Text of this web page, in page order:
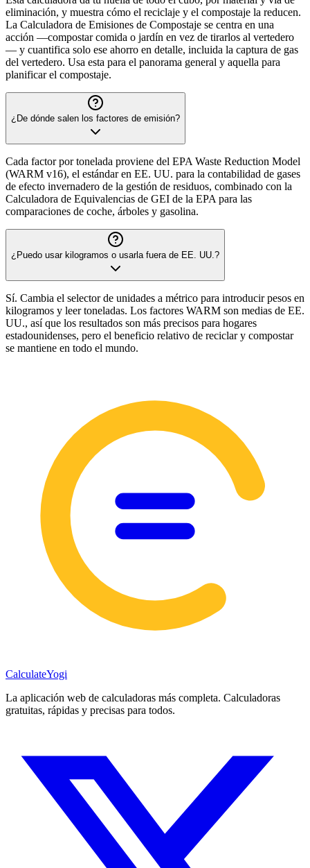
eliminación, y muestra cómo el reciclaje y el compostaje la reducen.
La Calculadora de Emisiones de Compostaje se centra en una
acción —compostar comida o jardín en vez de tirarlos al vertedero
— y cuantifica solo ese ahorro en detalle, incluida la captura de gas
del vertedero. Usa esta para el panorama general y aquella para
planificar el compostaje.
¿De dónde salen los factores de emisión?
Cada factor por tonelada proviene del EPA Waste Reduction Model
(WARM v16), el estándar en EE. UU. para la contabilidad de gases
de efecto invernadero de la gestión de residuos, combinado con la
Calculadora de Equivalencias de GEI de la EPA para las
comparaciones de coche, árboles y gasolina.
¿Puedo usar kilogramos o usarla fuera de EE. UU.?
Sí. Cambia el selector de unidades a métrico para introducir pesos en
kilogramos y leer toneladas. Los factores WARM son medias de EE.
UU., así que los resultados son más precisos para hogares
estadounidenses, pero el beneficio relativo de reciclar y compostar
se mantiene en todo el mundo.
CalculateYogi
La aplicación web de calculadoras más completa. Calculadoras
gratuitas, rápidas y precisas para todos.